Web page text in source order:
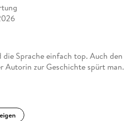
in die deutsche Vergangenheit und
stärkstes und persönlichstes Buch! «
Lübeck Königstraße
für eine wahnsinnig dramatische
Thalia Diekmann
Sprache einfach top. Auch den
Autorin zur Geschichte spürt man.